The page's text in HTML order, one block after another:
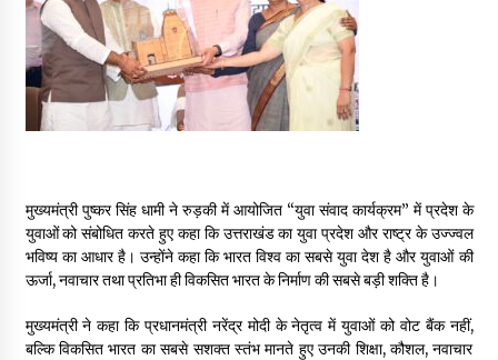
May 16, 2022
Thought Of The Day 14 May
May 14, 2022
May 13, 2022
Thought Of The Day 12 May
May 12, 2022
मुख्यमंत्री पुष्कर सिंह धामी ने रुड़की में आयोजित “युवा संवाद कार्यक्रम” में प्रदेश के
युवाओं को संबोधित करते हुए कहा कि उत्तराखंड का युवा प्रदेश और राष्ट्र के उज्ज्वल
भविष्य का आधार है। उन्होंने कहा कि भारत विश्व का सबसे युवा देश है और युवाओं की
ऊर्जा, नवाचार तथा प्रतिभा ही विकसित भारत के निर्माण की सबसे बड़ी शक्ति है।
मुख्यमंत्री ने कहा कि प्रधानमंत्री नरेंद्र मोदी के नेतृत्व में युवाओं को वोट बैंक नहीं,
बल्कि विकसित भारत का सबसे सशक्त स्तंभ मानते हुए उनकी शिक्षा, कौशल, नवाचार